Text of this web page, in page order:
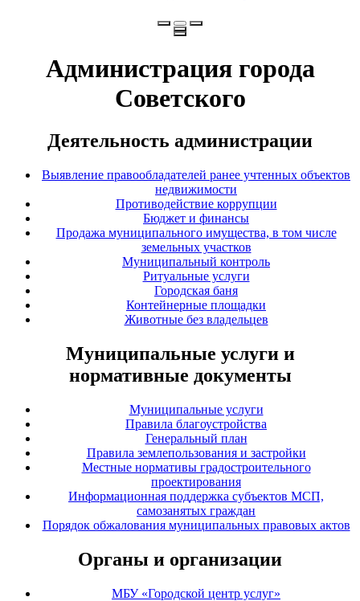
Администрация города
Советского
Деятельность администрации
Выявление правообладателей ранее учтенных объектов
недвижимости
Противодействие коррупции
Бюджет и финансы
Продажа муниципального имущества, в том числе
земельных участков
Муниципальный контроль
Ритуальные услуги
Городская баня
Контейнерные площадки
Животные без владельцев
Муниципальные услуги и
нормативные документы
Муниципальные услуги
Правила благоустройства
Генеральный план
Правила землепользования и застройки
Местные нормативы градостроительного
проектирования
Информационная поддержка субъектов МСП,
самозанятых граждан
Порядок обжалования муниципальных правовых актов
Органы и организации
МБУ «Городской центр услуг»